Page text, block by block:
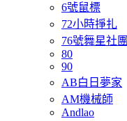
6號鼠標
72小時掙扎
76號舞星社團
80
90
AB白日夢家
AM機械師
Andlao